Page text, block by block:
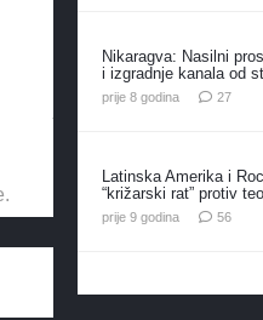
Nikaragva: Nasilni
i izgradnje kanala od
prije 8 godina 27
Latinska Amerika i
“križarski rat” protiv
prije 9 godina 56